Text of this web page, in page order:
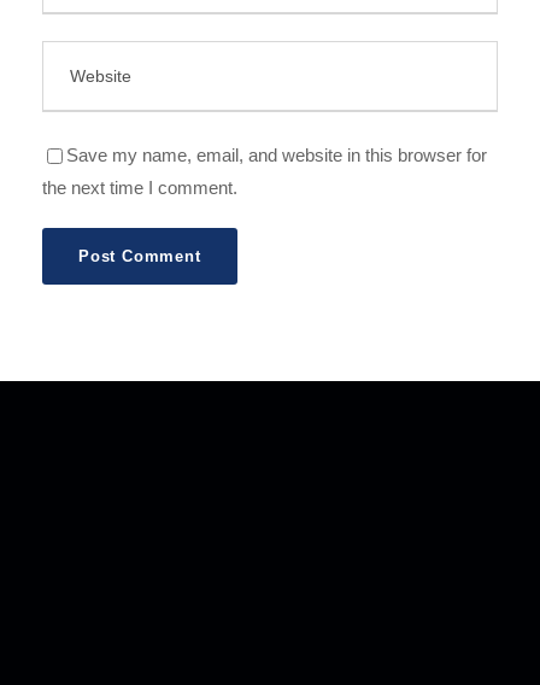
Save my name, email, and website in this browser for
the next time I comment.